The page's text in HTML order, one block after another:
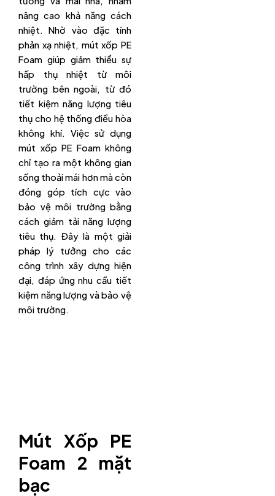
nâng cao khả năng cách
nhiệt. Nhờ vào đặc tính
phản xạ nhiệt, mút xốp PE
Foam giúp giảm thiểu sự
hấp thụ nhiệt từ môi
trường bên ngoài, từ đó
tiết kiệm năng lượng tiêu
thụ cho hệ thống điều hòa
không khí. Việc sử dụng
mút xốp PE Foam không
chỉ tạo ra một không gian
sống thoải mái hơn mà còn
đóng góp tích cực vào
bảo vệ môi trường bằng
cách giảm tải năng lượng
tiêu thụ. Đây là một giải
pháp lý tưởng cho các
công trình xây dựng hiện
đại, đáp ứng nhu cầu tiết
kiệm năng lượng và bảo vệ
môi trường.
Mút Xốp PE
Foam 2 mặt
bạc